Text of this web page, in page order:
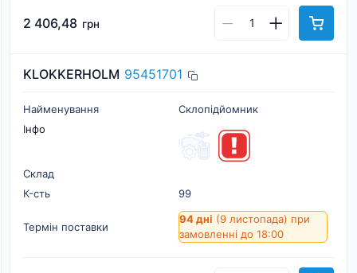
2 406,48 грн
KLOKKERHOLM 95451701
Найменування
Склопідйомник
Інфо
Склад
К-cть
99
Термін поставки
94 дні (9 листопада) при
замовленні до 18:00